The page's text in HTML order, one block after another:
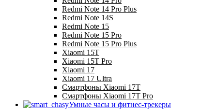
Redmi Note 14 Pro Plus
Redmi Note 14S
Redmi Note 15
Redmi Note 15 Pro
Redmi Note 15 Pro Plus
Xiaomi 15T
Xiaomi 15T Pro
Xiaomi 17
Xiaomi 17 Ultra
Смартфоны Xiaomi 17Т
Смартфоны Xiaomi 17Т Pro
Умные часы и фитнес-трекеры